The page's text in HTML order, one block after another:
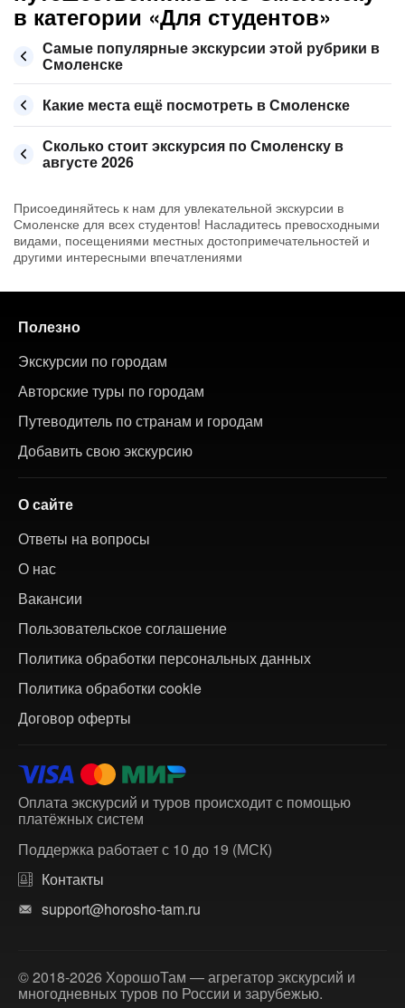
в категории «Для студентов»
Самые популярные экскурсии этой рубрики в
Смоленске
Какие места ещё посмотреть в Смоленске
Сколько стоит экскурсия по Смоленску в
августе 2026
Присоединяйтесь к нам для увлекательной экскурсии в
Смоленске для всех студентов! Насладитесь превосходными
видами, посещениями местных достопримечательностей и
другими интересными впечатлениями
Полезно
Экскурсии по городам
Авторские туры по городам
Путеводитель по странам и городам
Добавить свою экскурсию
О сайте
Ответы на вопросы
О нас
Вакансии
Пользовательское соглашение
Политика обработки персональных данных
Политика обработки cookie
Договор оферты
Оплата экскурсий и туров происходит с помощью
платёжных систем
Поддержка работает с 10 до 19 (МСК)
Контакты
support@horosho-tam.ru
© 2018-2026 ХорошоТам — агрегатор экскурсий и
многодневных туров по России и зарубежью.